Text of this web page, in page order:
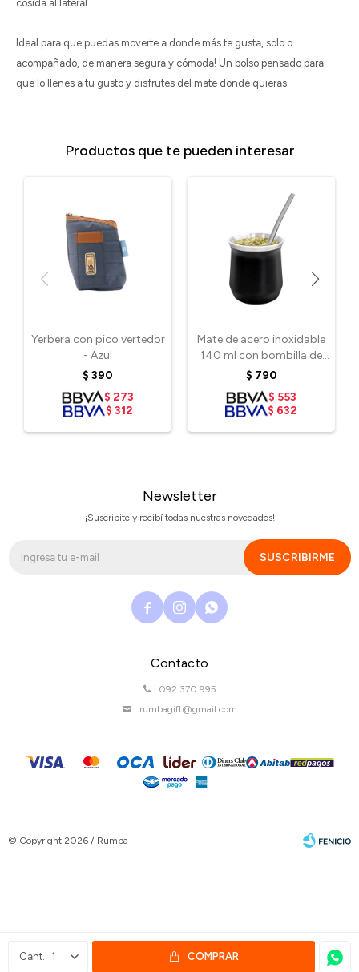
1 COMPRAR
cosida al lateral.
Ideal para que puedas moverte a donde más te gusta, solo o
acompañado, de manera segura y cómoda! Un bolso pensado para
que lo llenes a tu gusto y disfrutes del mate donde quieras.
Productos que te pueden interesar
Yerbera con pico vertedor
- Azul
$ 390
$ 273
$ 312
Mate de acero inoxidable
140 ml con bombilla de
regalo - Negro
$ 790
$ 553
$ 632
Contacto
092 370 995
rumbagift@gmail.com
Newsletter
¡Suscribite y recibí todas nuestras novedades!
SUSCRIBIRME
  
© Copyright 2026 / Rumba
Fenicio